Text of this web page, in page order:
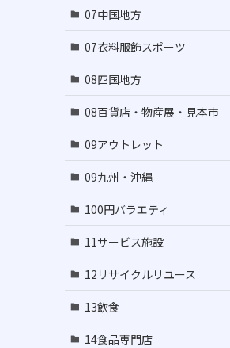
07中国地方
07衣料服飾スポーツ
08四国地方
08百貨店・物産展・見本市
09アウトレット
09九州・沖縄
100円バラエティ
11サービス施設
12リサイクルリユース
13飲食
14食品専門店